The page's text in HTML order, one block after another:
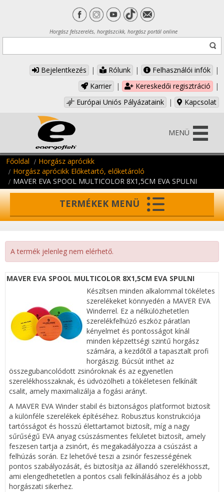
Horgász felszerelés, horgászcikk, horgász portál online
Bejelentkezés | Rólunk | Felhasználói infók
|
Karrier
| Kereskedői regisztráció
|
Európai Uniós Pályázataink
| Kapcsolat
MENÜ
Főoldal
Horgász aprócikk
Horgász aprócikk Előketartó, előketároló
MAVER EVA SPOOL MULTICOLOR 8X1,5CM EVA SPULNI
TERMÉKEK MENÜ
A termék jelenleg nem elérhető.
MAVER EVA SPOOL MULTICOLOR 8X1,5CM EVA SPULNI
Készítsen minden alkalommal tökéletes
szerelékeket könnyedén a MAVER EVA
Winderrel. Ez a nélkülözhetetlen
szerelékfelhúzó eszköz páratlan
kényelmet és pontosságot kínál
minden képzettségi szintű horgász
számára, a kezdőtől a tapasztalt profi
horgászig. Búcsút inthet az
összegubancolódott zsinóroknak és az egyenetlen
szerelékhosszaknak, és üdvözölheti a tökéletesen felkínált
csalit, amely maximalizálja a fogási arányt.
A MAVER EVA Winder stabil és biztonságos platformot biztosít
a különféle szerelékek építéséhez. Robusztus konstrukciója
tartósságot és hosszú élettartamot biztosít, míg a nagy
sűrűségű EVA anyag csúszásmentes felületet biztosít, amely
feszesen tartja a zsinórt, és megakadályozza a csúszást a
felhúzás során. Ez lehetővé teszi a zsinór feszességének
pontos szabályozását, és biztosítja az állandó szerelékhosszt,
ami elengedhetetlen a pontos csali felkínálásához és a jobb
horgászati ​​sikerhez.